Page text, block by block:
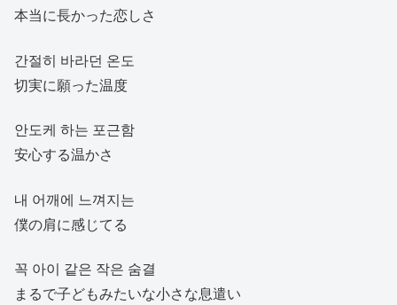
本当に長かった恋しさ
간절히 바라던 온도
切実に願った温度
안도케 하는 포근함
安心する温かさ
내 어깨에 느껴지는
僕の肩に感じてる
꼭 아이 같은 작은 숨결
まるで子どもみたいな小さな息遣い